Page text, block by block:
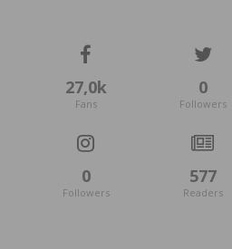
27,0k
Fans
0
Followers
0
Followers
577
Readers